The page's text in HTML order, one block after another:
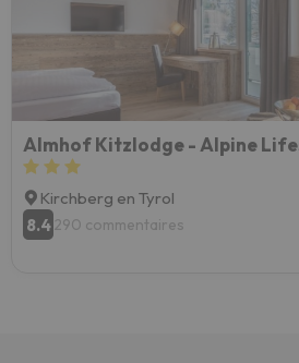
Almhof Kitzlodge - Alpine
Kirchberg en Tyrol
8.4290 commentaires